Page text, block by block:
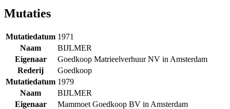
Mutaties
Mutatiedatum 1971
Naam
BIJLMER
Eigenaar
Goedkoop Matrieelverhuur NV in Amsterdam
Rederij
Goedkoop
Mutatiedatum 1979
Naam
BIJLMER
Eigenaar
Mammoet Goedkoop BV in Amsterdam